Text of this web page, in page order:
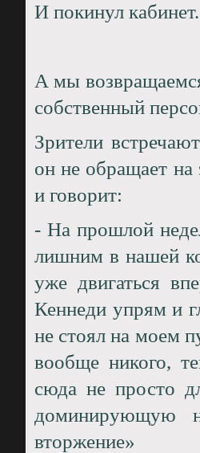
И покинул кабинет.
А мы
собственный
Зрители
он не обращает на
и говорит:
- На прошлой
лишним в нашей
уже двигаться
Кеннеди упрям и
не стоял на моем
вообще никого,
сюда не просто
доминирующую
вторжение»